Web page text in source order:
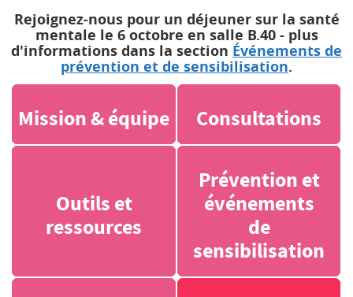
Rejoignez-nous pour un déjeuner sur la santé
mentale le 6 octobre en salle B.40 - plus
d'informations dans la section Événements de
prévention et de sensibilisation.
Mission & équipe Consultations
Outils et
ressources
Prévention et
événements
de
sensibilisation